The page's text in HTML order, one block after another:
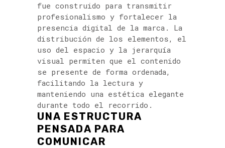
fue construido para transmitir
profesionalismo y fortalecer la
presencia digital de la marca. La
distribución de los elementos, el
uso del espacio y la jerarquía
visual permiten que el contenido
se presente de forma ordenada,
facilitando la lectura y
manteniendo una estética elegante
durante todo el recorrido.
UNA ESTRUCTURA
PENSADA PARA
COMUNICAR